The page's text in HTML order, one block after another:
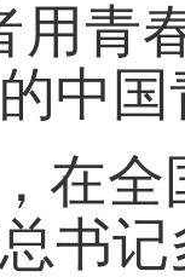
用青
中
在
书